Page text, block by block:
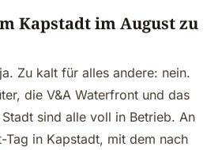
Kapstadt im August zu
Zu kalt für alles andere: nein.
die V&A Waterfront und das
sind alle voll in Betrieb. An
Tag in Kapstadt, mit dem nach